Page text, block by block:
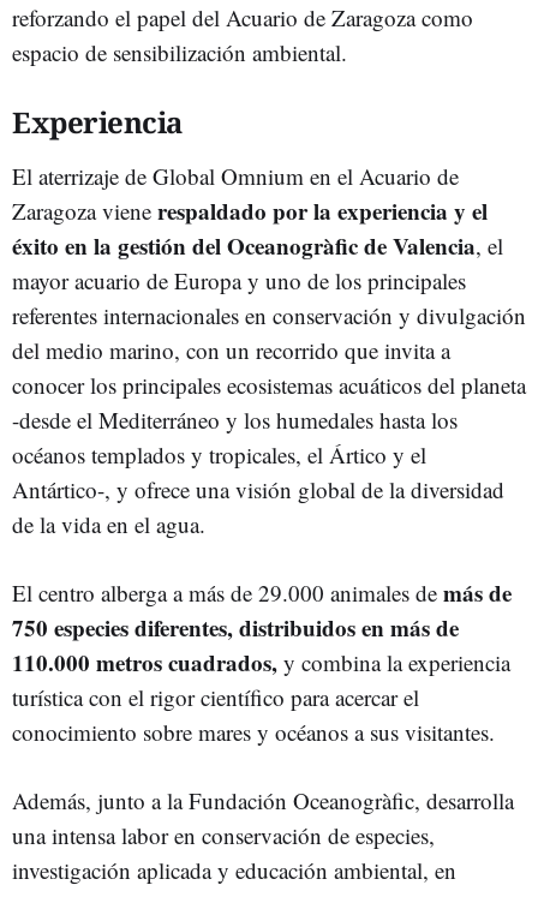
reforzando el papel del Acuario de Zaragoza como
espacio de sensibilización ambiental.
Experiencia
El aterrizaje de Global Omnium en el Acuario de
Zaragoza viene respaldado por la experiencia y el
éxito en la gestión del Oceanogràfic de Valencia, el
mayor acuario de Europa y uno de los principales
referentes internacionales en conservación y divulgación
del medio marino, con un recorrido que invita a
conocer los principales ecosistemas acuáticos del planeta
-desde el Mediterráneo y los humedales hasta los
océanos templados y tropicales, el Ártico y el
Antártico-, y ofrece una visión global de la diversidad
de la vida en el agua.
El centro alberga a más de 29.000 animales de más de
750 especies diferentes, distribuidos en más de
110.000 metros cuadrados, y combina la experiencia
turística con el rigor científico para acercar el
conocimiento sobre mares y océanos a sus visitantes.
Además, junto a la Fundación Oceanogràfic, desarrolla
una intensa labor en conservación de especies,
investigación aplicada y educación ambiental, en